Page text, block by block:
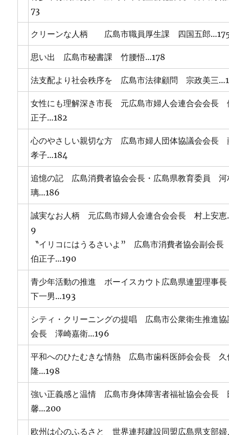
73
クリーンな人柄 広島市職員厚生課 四国五郎
思い出 広島市秘書課 竹腰悟…178
法支配より社会秩序を 広島市法律顧問 宗政美三
女性にも理解深き市長 元広島市婦人会連合会会長
正子…182
心のやさしい親切な方 広島市婦人団体協議会会長
孝子…184
追憶の記 広島消費者協会会長・広島県教育委員 河
璃…186
誠実なお人柄 元広島市婦人会連合会会長 村上安
9
〝イリコにはうるさいよ” 広島市消費者協会副会
伯正子…190
青少年活動の推進 ボーイスカウト広島県連盟理事
下一男…193
シティ・クリーニングの提唱 広島市公衆衛生推進協
会長 澤崎嘉衛…196
平和へのひたむきな情熱 広島市歯科医師会会長 久
隆…198
強い正義感と温情 広島市身体障害者福祉協会会長
馨…200
欧州は心のふるさと 世界連邦建設同盟広島県支部婦